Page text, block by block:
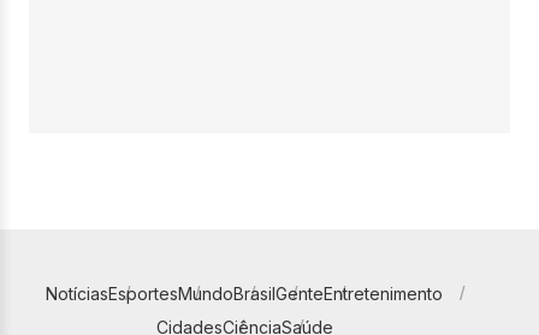
NotíciasEsportesMundoBrasilGenteEntretenimento
CidadesCiênciaSaúde